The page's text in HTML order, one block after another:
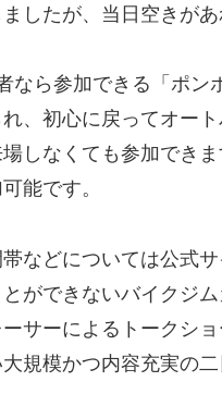
したが、当日空きがあ
なら参加できる「ポ
、初心に戻ってオー
しなくても参加でき
能です。
などについては公式
ができないバイクジ
サーによるトークシ
規模かつ内容充実の二